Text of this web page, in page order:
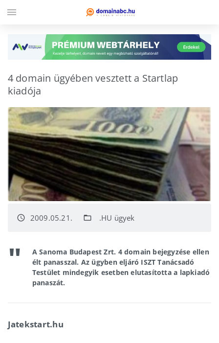
4 domain ügyében vesztett a Startlap
kiadója
access_time 2009.05.21. folder_open .HU ügyek
A Sanoma Budapest Zrt. 4 domain bejegyzése ellen
élt panasszal. Az ügyben eljáró ISZT Tanácsadó
Testület mindegyik esetben elutasította a lapkiadó
panaszát.
Jatekstart.hu
menu